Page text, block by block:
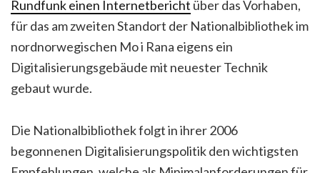
Rundfunk einen Internetbericht über das Vorhaben,
für das am zweiten Standort der Nationalbibliothek im
nordnorwegischen Mo i Rana eigens ein
Digitalisierungsgebäude mit neuester Technik
gebaut wurde.
Die Nationalbibliothek folgt in ihrer 2006
begonnenen Digitalisierungspolitik den wichtigsten